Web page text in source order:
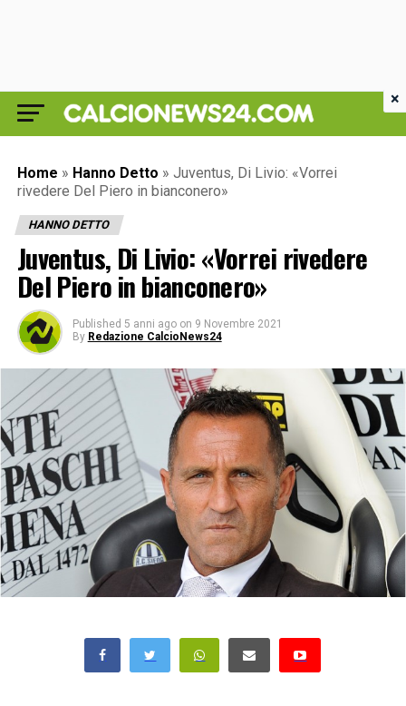
Home » Hanno Detto » Juventus, Di Livio: «Vorrei
rivedere Del Piero in bianconero»
HANNO DETTO
Juventus, Di Livio: «Vorrei rivedere
Del Piero in bianconero»
Published 5 anni ago on 9 Novembre 2021
By Redazione CalcioNews24
×